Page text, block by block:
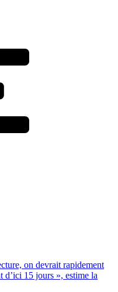
on devrait rapidement
d’ici 15 jours », estime la